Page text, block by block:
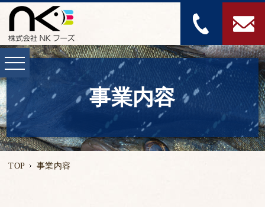
事業内容
TOP 事業内容